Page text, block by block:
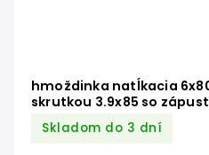
hmoždinka natĺkacia
skrutkou 3.9x85 so
Skladom do 3 dní